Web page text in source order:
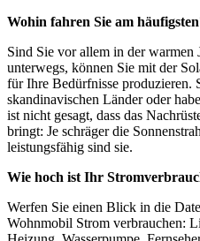
Wohin fahren Sie am
Sind Sie vor allem in der warmen
unterwegs, können Sie mit der
für Ihre Bedürfnisse produzieren.
skandinavischen Länder oder
ist nicht gesagt, dass das
bringt: Je schräger die
leistungsfähig sind sie.
Wie hoch ist Ihr
Werfen Sie einen Blick in die
Wohnmobil Strom verbrauchen: